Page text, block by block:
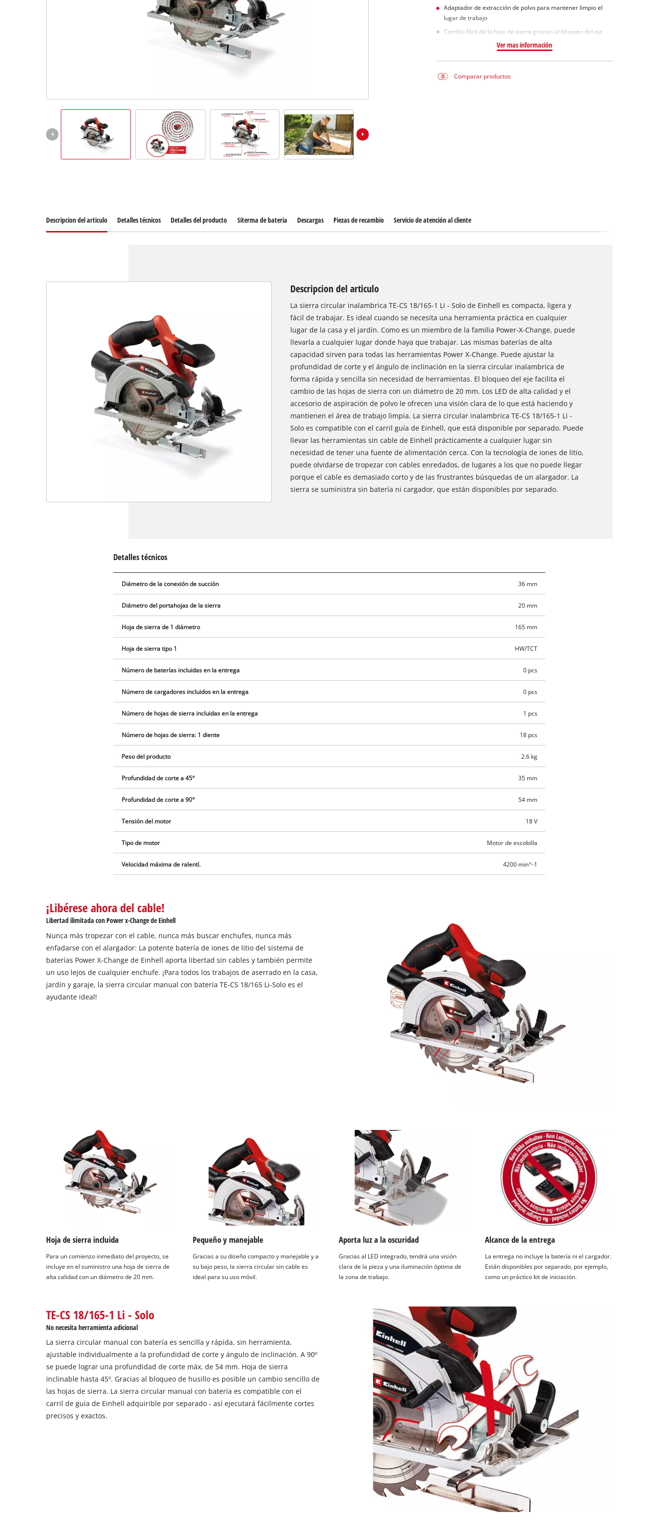
Todos los productos Power X-Change
Herramientas Power X-Change
Herramientas de jardín Power X-Change
Impacto y destornilladores
Adaptador de extracción de polvo para mantener limpio el
lugar de trabajo
Cambio fácil de la hoja de sierra gracias al bloqueo del eje
Ver mas información
Comparar productos
¡Necesitamos su consentimiento para
Descripcion del articulo Detalles técnicos Detalles del producto Siterma de bateria Descargas Piezas de recambio Servicio de atención al cliente
Descripcion del articulo
La sierra circular inalambrica TE-CS 18/165-1 Li - Solo de Einhell es compacta, ligera y
fácil de trabajar. Es ideal cuando se necesita una herramienta práctica en cualquier
lugar de la casa y el jardín. Como es un miembro de la familia Power-X-Change, puede
llevarla a cualquier lugar donde haya que trabajar. Las mismas baterías de alta
capacidad sirven para todas las herramientas Power X-Change. Puede ajustar la
profundidad de corte y el ángulo de inclinación en la sierra circular inalambrica de
forma rápida y sencilla sin necesidad de herramientas. El bloqueo del eje facilita el
cambio de las hojas de sierra con un diámetro de 20 mm. Los LED de alta calidad y el
accesorio de aspiración de polvo le ofrecen una visión clara de lo que está haciendo y
mantienen el área de trabajo limpia. La sierra circular inalambrica TE-CS 18/165-1 Li -
Solo es compatible con el carril guía de Einhell, que está disponible por separado. Puede
llevar las herramientas sin cable de Einhell prácticamente a cualquier lugar sin
necesidad de tener una fuente de alimentación cerca. Con la tecnología de iones de litio,
puede olvidarse de tropezar con cables enredados, de lugares a los que no puede llegar
porque el cable es demasiado corto y de las frustrantes búsquedas de un alargador. La
sierra se suministra sin batería ni cargador, que están disponibles por separado.
Detalles técnicos
Diámetro de la conexión de succión 36 mm
Diámetro del portahojas de la sierra 20 mm
Hoja de sierra de 1 diámetro 165 mm
Hoja de sierra tipo 1 HW/TCT
Número de baterías incluidas en la entrega 0 pcs
Número de cargadores incluidos en la entrega 0 pcs
Número de hojas de sierra incluidas en la entrega 1 pcs
Número de hojas de sierra: 1 diente 18 pcs
Peso del producto 2.6 kg
Profundidad de corte a 45° 35 mm
Profundidad de corte a 90° 54 mm
Tensión del motor 18 V
Tipo de motor Motor de escobilla
Velocidad máxima de ralentí. 4200 min^-1
¡Libérese ahora del cable!
Libertad ilimitada con Power x-Change de Einhell
Nunca más tropezar con el cable, nunca más buscar enchufes, nunca más
enfadarse con el alargador: La potente batería de iones de litio del sistema de
baterías Power X-Change de Einhell aporta libertad sin cables y también permite
un uso lejos de cualquier enchufe. ¡Para todos los trabajos de aserrado en la casa,
jardín y garaje, la sierra circular manual con batería TE-CS 18/165 Li-Solo es el
ayudante ideal!
Hoja de sierra incluida
Para un comienzo inmediato del proyecto, se
incluye en el suministro una hoja de sierra de
alta calidad con un diámetro de 20 mm.
Pequeño y manejable
Gracias a su diseño compacto y manejable y a
su bajo peso, la sierra circular sin cable es
ideal para su uso móvil.
Aporta luz a la oscuridad
Gracias al LED integrado, tendrá una visión
clara de la pieza y una iluminación óptima de
la zona de trabajo.
Alcance de la entrega
La entrega no incluye la batería ni el cargador.
Están disponibles por separado, por ejemplo,
como un práctico kit de iniciación.
TE-CS 18/165-1 Li - Solo
No necesita herramienta adicional
La sierra circular manual con batería es sencilla y rápida, sin herramienta,
ajustable individualmente a la profundidad de corte y ángulo de inclinación. A 90º
se puede lograr una profundidad de corte máx. de 54 mm. Hoja de sierra
inclinable hasta 45º. Gracias al bloqueo de husillo es posible un cambio sencillo de
las hojas de sierra. La sierra circular manual con batería es compatible con el
carril de guía de Einhell adquirible por separado - así ejecutará fácilmente cortes
precisos y exactos.